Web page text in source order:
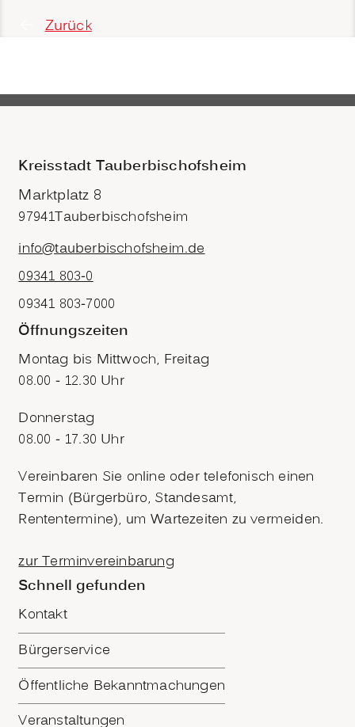
Zurück
Kreisstadt Tauberbischofsheim
Marktplatz 8
97941Tauberbischofsheim
info@tauberbischofsheim.de
09341 803-0
09341 803-7000
Öffnungszeiten
Montag bis Mittwoch, Freitag
08.00 - 12.30 Uhr
Donnerstag
08.00 - 17.30 Uhr
Vereinbaren Sie online oder telefonisch einen
Termin (Bürgerbüro, Standesamt,
Rententermine), um Wartezeiten zu vermeiden.
zur Terminvereinbarung
Schnell gefunden
Kontakt
Bürgerservice
Öffentliche Bekanntmachungen
Veranstaltungen